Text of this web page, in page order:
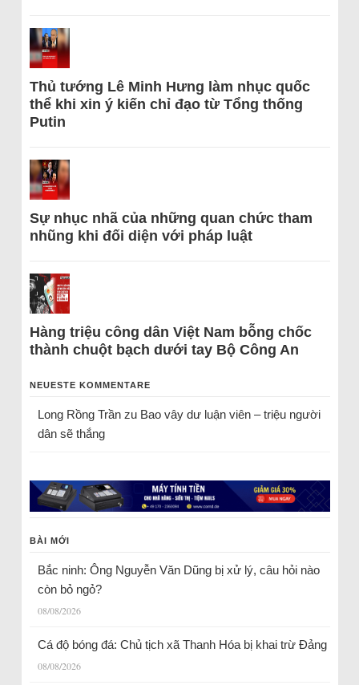
Thủ tướng Lê Minh Hưng làm nhục quốc
thể khi xin ý kiến chỉ đạo từ Tổng thống
Putin
Sự nhục nhã của những quan chức tham
nhũng khi đối diện với pháp luật
Hàng triệu công dân Việt Nam bỗng chốc
thành chuột bạch dưới tay Bộ Công An
NEUESTE KOMMENTARE
Long Rồng Trầnzu Bao vây dư luận viên – triệu người
dân sẽ thắng
BÀI MỚI
Bắc ninh: Ông Nguyễn Văn Dũng bị xử lý, câu hỏi nào
còn bỏ ngỏ?
08/08/2026
Cá độ bóng đá: Chủ tịch xã Thanh Hóa bị khai trừ Đảng
08/08/2026